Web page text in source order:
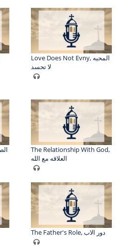
Love Does Not Evny, المحبه
لا تحسد
The Relationship With God,
العلاقه مع الله
The Father's Role, دور الاب